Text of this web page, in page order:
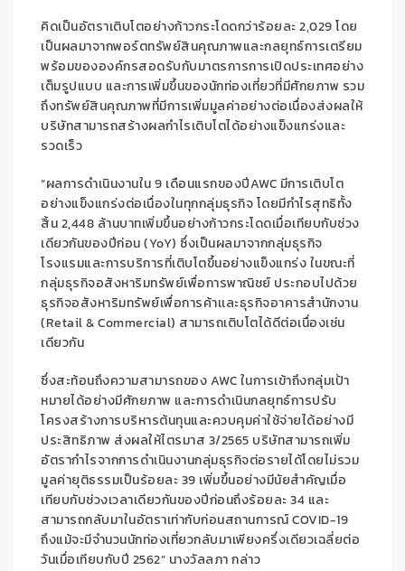
คิดเป็นอัตราเติบโตอย่างก้าวกระโดดกว่าร้อยละ2,029โดย
เป็นผลมาจากพอร์ตทรัพย์สินคุณภาพและกลยุทธ์การเตรียม
พร้อมขององค์กรสอดรับกับมาตรการการเปิดประเทศอย่าง
เต็มรูปแบบ และการเพิ่มขึ้นของนักท่องเที่ยวที่มีศักยภาพ รวม
ถึงทรัพย์สินคุณภาพที่มีการเพิ่มมูลค่าอย่างต่อเนื่องส่งผลให้
บริษัทสามารถสร้างผลกำไรเติบโตได้อย่างแข็งแกร่งและ
รวดเร็ว
“ผลการดำเนินงานใน9 เดือนแรกของปีAWC มีการเติบโต
อย่างแข็งแกร่งต่อเนื่องในทุกกลุ่มธุรกิจโดยมีกำไรสุทธิทั้ง
สิ้น2,448 ล้านบาทเพิ่มขึ้นอย่างก้าวกระโดดเมื่อเทียบกับช่วง
เดียวกันของปีก่อน(YoY) ซึ่งเป็นผลมาจากกลุ่มธุรกิจ
โรงแรมและการบริการที่เติบโตขึ้นอย่างแข็งแกร่งในขณะที่
กลุ่มธุรกิจอสังหาริมทรัพย์เพื่อการพาณิชย์ประกอบไปด้วย
ธุรกิจอสังหาริมทรัพย์เพื่อการค้าเเละธุรกิจอาคารสำนักงาน
(Retail & Commercial) สามารถเติบโตได้ดีต่อเนื่องเช่น
เดียวกัน
ซึ่งสะท้อนถึงความสามารถของAWCในการเข้าถึงกลุ่มเป้า
หมายได้อย่างมีศักยภาพ และการดำเนินกลยุทธ์การปรับ
โครงสร้างการบริหารต้นทุนและควบคุมค่าใช้จ่ายได้อย่างมี
ประสิทธิภาพ ส่งผลให้ไตรมาส 3/2565 บริษัทสามารถเพิ่ม
อัตรากำไรจากการดำเนินงานกลุ่มธุรกิจต่อรายได้โดยไม่รวม
มูลค่ายุติธรรมเป็นร้อยละ39 เพิ่มขึ้นอย่างมีนัยสำคัญเมื่อ
เทียบกับช่วงเวลาเดียวกันของปีก่อนถึงร้อยละ34 และ
สามารถกลับมาในอัตราเท่ากับก่อนสถานการณ์COVID-19
ถึงแม้จะมีจำนวนนักท่องเที่ยวกลับมาเพียงครึ่งเดียวเฉลี่ยต่อ
วันเมื่อเทียบกับปี 2562” นางวัลลภากล่าว